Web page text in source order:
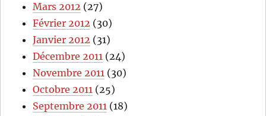
Mars 2012 (27)
Février 2012 (30)
Janvier 2012 (31)
Décembre 2011 (24)
Novembre 2011 (30)
Octobre 2011 (25)
Septembre 2011 (18)